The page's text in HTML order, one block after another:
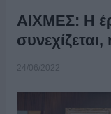
ΑΙΧΜΕΣ: Η
24/06/2022